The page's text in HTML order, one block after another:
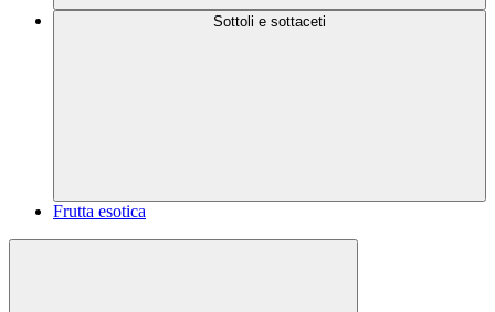
Sottoli e sottaceti
Frutta esotica